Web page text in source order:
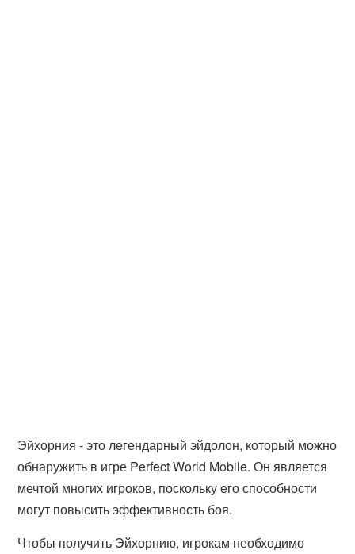
Эйхорния - это легендарный эйдолон, который можно
обнаружить в игре Perfect World Mobile. Он является
мечтой многих игроков, поскольку его способности
могут повысить эффективность боя.
Чтобы получить Эйхорнию, игрокам необходимо